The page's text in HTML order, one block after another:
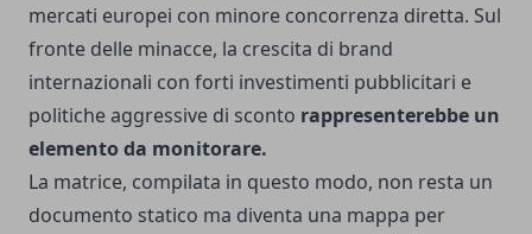
mercati europei con minore concorrenza diretta. Sul
fronte delle minacce, la crescita di brand
internazionali con forti investimenti pubblicitari e
politiche aggressive di sconto rappresenterebbe un
elemento da monitorare.
La matrice, compilata in questo modo, non resta un
documento statico ma diventa una mappa per